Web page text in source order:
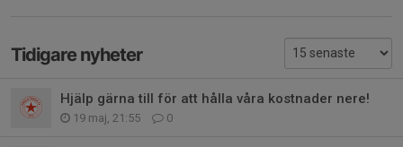
Tidigare nyheter
Hjälp gärna till för att hålla våra kostnader nere!
19 maj, 21:55 0